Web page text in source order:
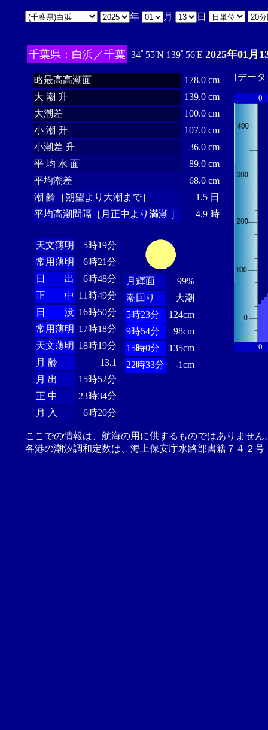
年 月 日
千葉県：白浜／千葉 34ﾟ55'N 139ﾟ56'E 2025年01月
略最高高潮面
178.0 cm
大 潮 升
139.0 cm
大潮差
100.0 cm
小 潮 升
107.0 cm
小潮差 升
36.0 cm
平 均 水 面
89.0 cm
平均潮差
68.0 cm
潮 齢［朔望より大潮まで］
1.5 日
平均高潮間隔［月正中より満潮 ］
4.9 時
天文薄明
5時19分
常用薄明
6時21分
日 出
6時48分
正 中 11時49分
日 没 16時50分
常用薄明 17時18分
天文薄明 18時19分
月 齢
13.1
月 出
15時52分
正 中
23時34分
月 入
6時20分
月輝面
99%
潮回り
大潮
5時23分
124cm
9時54分
98cm
15時0分
135cm
22時33分
-1cm
[デー
0
0
ここでの情報は、航海の用に供するものではありませ
各港の潮汐調和定数は、海上保安庁水路部書籍７４２